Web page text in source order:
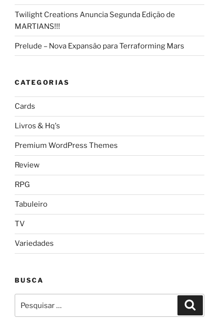
Twilight Creations Anuncia Segunda Edição de
MARTIANS!!!
Prelude – Nova Expansão para Terraforming Mars
CATEGORIAS
Cards
Livros & Hq's
Premium WordPress Themes
Review
RPG
Tabuleiro
TV
Variedades
BUSCA
por: